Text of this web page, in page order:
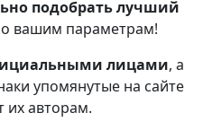
подобрать лучший
вашим параметрам!
лицами, а
упомянутые на сайте
их авторам.